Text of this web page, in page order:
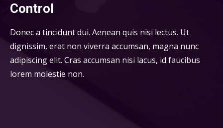
Control
Donec a tincidunt dui. Aenean quis nisi lectus. Ut
dignissim, erat non viverra accumsan, magna nunc
adipiscing elit. Cras accumsan nisi lacus, id faucibus
lorem molestie non.